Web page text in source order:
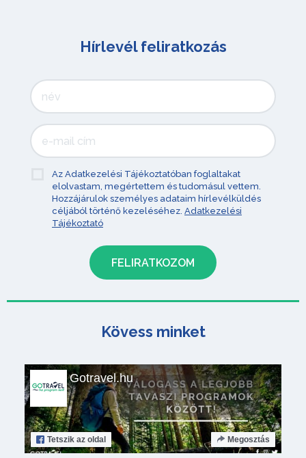
Hírlevél feliratkozás
Az Adatkezelési Tájékoztatóban foglaltakat
elolvastam, megértettem és tudomásul vettem.
Hozzájárulok személyes adataim hírlevélküldés
céljából történő kezeléséhez. Adatkezelési
Tájékoztató
Kövess minket
Gotravel.hu
Tetszik az oldal Megosztás